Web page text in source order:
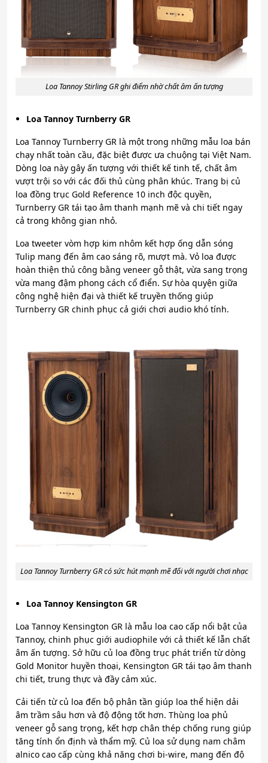
Loa Tannoy Stirling GR ghi điểm nhờ chất âm ấn tượng
Loa Tannoy Turnberry GR
Loa Tannoy Turnberry GR là một trong những mẫu loa bán
chạy nhất toàn cầu, đặc biệt được ưa chuộng tại Việt Nam.
Dòng loa này gây ấn tượng với thiết kế tinh tế, chất âm
vượt trội so với các đối thủ cùng phân khúc. Trang bị củ
loa đồng trục Gold Reference 10 inch độc quyền,
Turnberry GR tái tạo âm thanh mạnh mẽ và chi tiết ngay
cả trong không gian nhỏ.
Loa tweeter vòm hợp kim nhôm kết hợp ống dẫn sóng
Tulip mang đến âm cao sáng rõ, mượt mà. Vỏ loa được
hoàn thiện thủ công bằng veneer gỗ thật, vừa sang trọng
vừa mang đậm phong cách cổ điển. Sự hòa quyện giữa
công nghệ hiện đại và thiết kế truyền thống giúp
Turnberry GR chinh phục cả giới chơi audio khó tính.
Loa Tannoy Turnberry GR có sức hút mạnh mẽ đối với người chơi nhạc
Loa Tannoy Kensington GR
Loa Tannoy Kensington GR là mẫu loa cao cấp nổi bật của
Tannoy, chinh phục giới audiophile với cả thiết kế lẫn chất
âm ấn tượng. Sở hữu củ loa đồng trục phát triển từ dòng
Gold Monitor huyền thoại, Kensington GR tái tạo âm thanh
chi tiết, trung thực và đầy cảm xúc.
Cải tiến từ củ loa đến bộ phân tần giúp loa thể hiện dải
âm trầm sâu hơn và độ động tốt hơn. Thùng loa phủ
veneer gỗ sang trọng, kết hợp chân thép chống rung giúp
tăng tính ổn định và thẩm mỹ. Củ loa sử dụng nam châm
alnico cao cấp cùng khả năng chơi bi-wire, mang đến độ